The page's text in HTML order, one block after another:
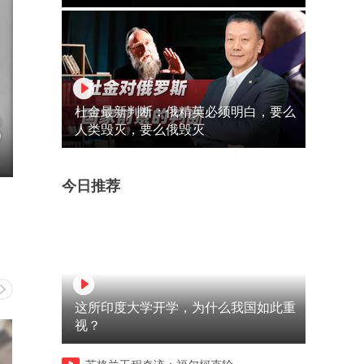
杜金最新判断：俄精英必须明白，要么
人类毁灭，要么俄毁灭
今日推荐
这所印度大学开学，为什么我国如此重
视？